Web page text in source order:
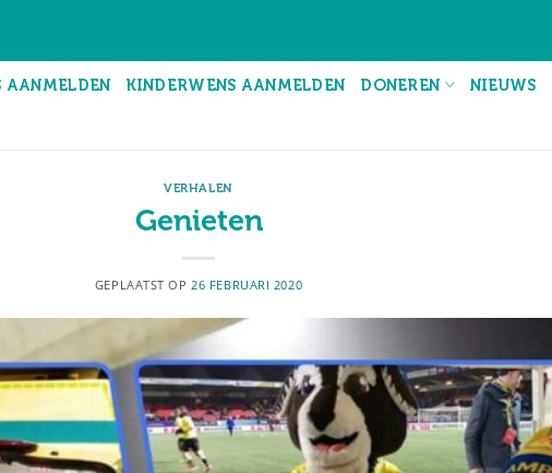
AANMELDEN KINDERWENS AANMELDEN DONEREN NIEUWS
VERHALEN
Genieten
GEPLAATST OP 26 FEBRUARI 2020